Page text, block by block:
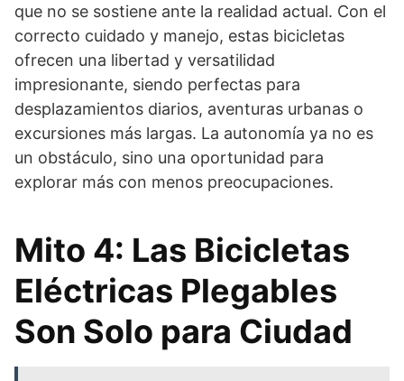
que no se sostiene ante la realidad actual. Con el
correcto cuidado y manejo, estas bicicletas
ofrecen una libertad y versatilidad
impresionante, siendo perfectas para
desplazamientos diarios, aventuras urbanas o
excursiones más largas. La autonomía ya no es
un obstáculo, sino una oportunidad para
explorar más con menos preocupaciones.
Mito 4: Las Bicicletas
Eléctricas Plegables
Son Solo para Ciudad